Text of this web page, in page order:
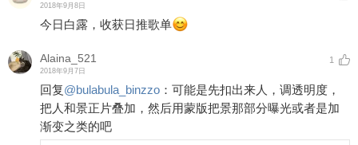
2018年9月8日
今日白露，收获日推歌单
Alaina_521
2018年9月7日
1
回复@bulabula_binzzo ： 可能是先扣出来人，调透明度，
把人和景正片叠加，然后用蒙版把景那部分曝光或者是加
渐变之类的吧